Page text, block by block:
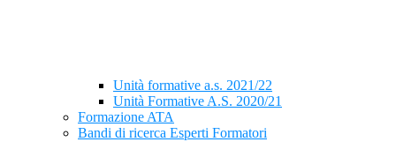
Unità formative a.s. 2021/22
Unità Formative A.S. 2020/21
Formazione ATA
Bandi di ricerca Esperti Formatori